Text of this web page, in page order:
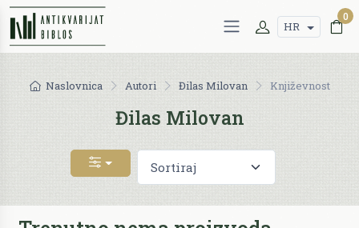
HR
0
Naslovnica Autori Đilas Milovan Književnost
Đilas Milovan